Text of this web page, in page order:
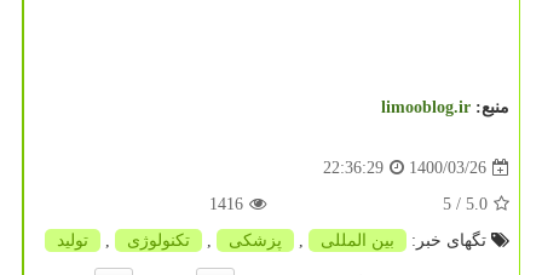
منبع: limooblog.ir
1400/03/26
22:36:29
5.0
/ 5
1416
تگهای خبر:
بین المللی , پزشكی , تكنولوژی , تولید